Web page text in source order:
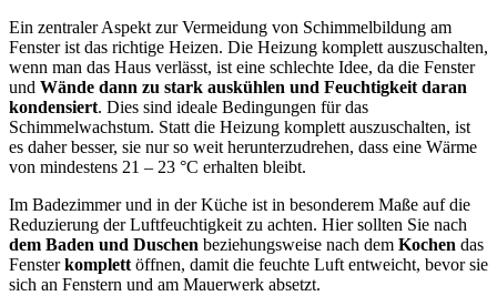
Ein zentraler Aspekt zur Vermeidung von Schimmelbildung am
Fenster ist das richtige Heizen. Die Heizung komplett auszuschalten,
wenn man das Haus verlässt, ist eine schlechte Idee, da die Fenster
und Wände dann zu stark auskühlen und Feuchtigkeit daran
kondensiert. Dies sind ideale Bedingungen für das
Schimmelwachstum. Statt die Heizung komplett auszuschalten, ist
es daher besser, sie nur so weit herunterzudrehen, dass eine Wärme
von mindestens 21 – 23 °C erhalten bleibt.
Im Badezimmer und in der Küche ist in besonderem Maße auf die
Reduzierung der Luftfeuchtigkeit zu achten. Hier sollten Sie nach
dem Baden und Duschen beziehungsweise nach dem Kochen das
Fensterkomplett öffnen, damit die feuchte Luft entweicht, bevor sie
sich an Fenstern und am Mauerwerk absetzt.